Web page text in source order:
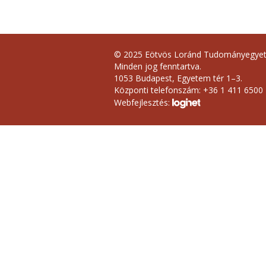
© 2025 Eötvös Loránd
Minden jog fenntartva.
1053 Budapest, Egyetem tér 1–3.
Központi telefonszám: +36 1 411 6500
Webfejlesztés: